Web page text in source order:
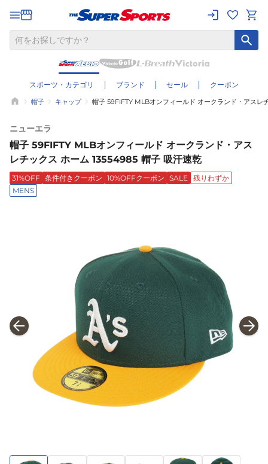
スポーツ・カテゴリ ブランド セール クーポン
帽子 キャップ 帽子 59FIFTY MLBオンフィールド オークランド・アスレ
ニューエラ
帽子 59FIFTY MLBオンフィールド オークランド・アス
レチックス ホーム 13554985 帽子 吸汗速乾
31%OFF 条件付きクーポン 10%OFFクーポン SALE
残りわずか
MENS